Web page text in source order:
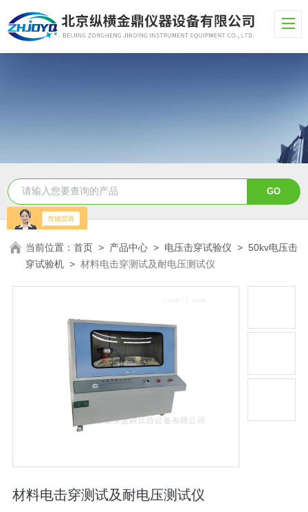
当前位置：首页 > 产品中心 > 电压击穿试验仪 >50kv电压击
穿试验机 >材料电击穿测试及耐电压测试仪
材料电击穿测试及耐电压测试仪